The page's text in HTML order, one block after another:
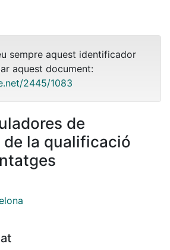
sempre aquest identificador
aquest document:
2445/1083
de
la qualificació